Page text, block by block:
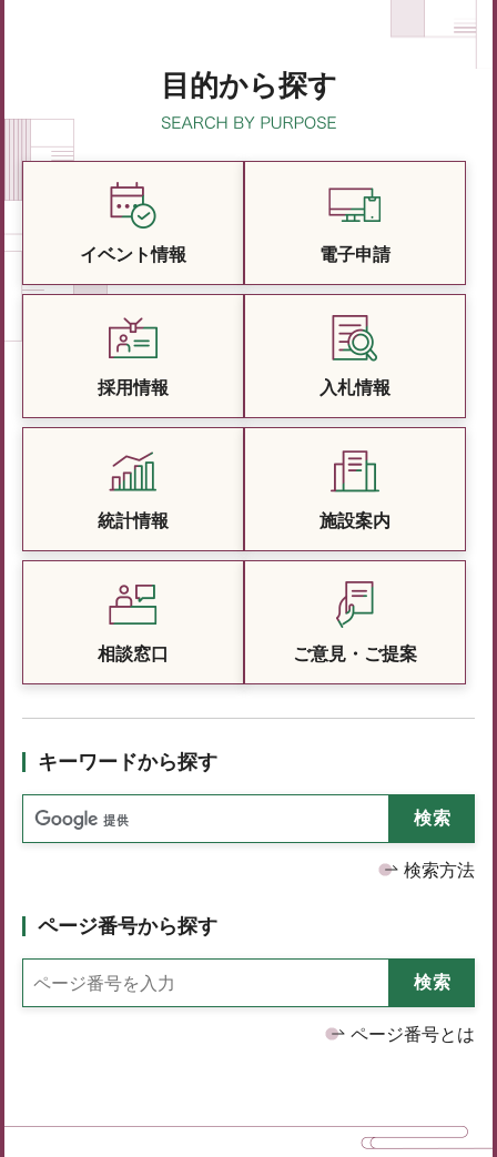
目的から探す
イベント情報 電子申請
採用情報 入札情報
統計情報 施設案内
相談窓口 ご意見・ご提案
キーワードから探す
検索方法
ページ番号から探す
ページ番号とは